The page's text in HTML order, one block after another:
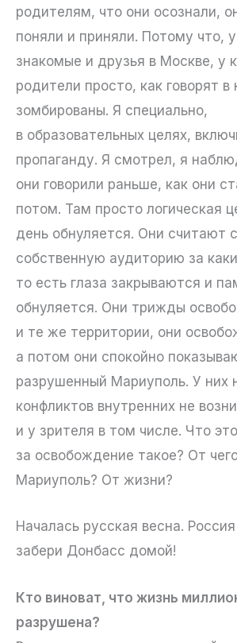
родителям, что они осознали,
поняли и приняли. Потому что,
знакомые и друзья в Москве, у
родители просто, как говорят в
зомбированы. Я специально,
в образовательных целях,
пропаганду. Я смотрел, я
они говорили раньше, как они
потом. Там просто логическая
день обнуляется. Они считают
собственную аудиторию за
то есть глаза закрываются и
обнуляется. Они трижды
и те же территории, они
а потом они спокойно
разрушенный Мариуполь. У них
конфликтов внутренних не
и у зрителя в том числе. Что это
за освобождение такое? От
Мариуполь? От жизни?
Началась русская весна.
забери Донбасс домой!
Кто виноват, что жизнь
разрушена?